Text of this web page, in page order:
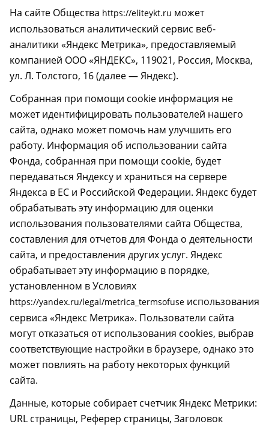
На сайте Общества https://eliteykt.ru может
использоваться аналитический сервис веб-
аналитики «Яндекс Метрика», предоставляемый
компанией ООО «ЯНДЕКС», 119021, Россия, Москва,
ул. Л. Толстого, 16 (далее — Яндекс).
Собранная при помощи cookie информация не
может идентифицировать пользователей нашего
сайта, однако может помочь нам улучшить его
работу. Информация об использовании сайта
Фонда, собранная при помощи cookie, будет
передаваться Яндексу и храниться на сервере
Яндекса в ЕС и Российской Федерации. Яндекс будет
обрабатывать эту информацию для оценки
использования пользователями сайта Общества,
составления для отчетов для Фонда о деятельности
сайта, и предоставления других услуг. Яндекс
обрабатывает эту информацию в порядке,
установленном в Условиях
https://yandex.ru/legal/metrica_termsofuse использования
сервиса «Яндекс Метрика». Пользователи сайта
могут отказаться от использования cookies, выбрав
соответствующие настройки в браузере, однако это
может повлиять на работу некоторых функций
сайта.
Данные, которые собирает счетчик Яндекс Метрики:
URL страницы, Реферер страницы, Заголовок